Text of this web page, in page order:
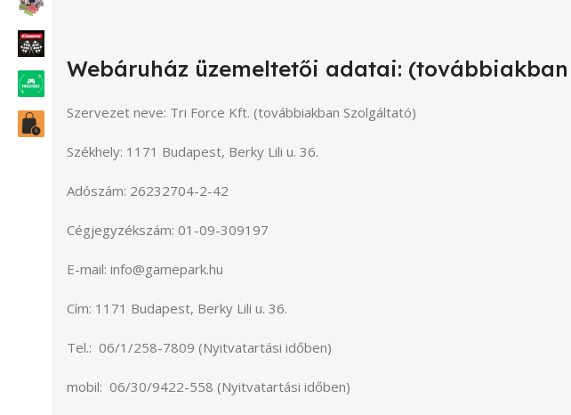
Webáruház üzemeltetői adatai:
Szervezet neve: Tri Force Kft. (továbbiakban Szolgáltató)
Székhely: 1171 Budapest, Berky Lili u. 36.
Adószám: 26232704-2-42
Cégjegyzékszám: 01-09-309197
E-mail: info@gamepark.hu
Cím: 1171 Budapest, Berky Lili u. 36.
Tel.: 06/1/258-7809 (Nyitvatartási időben)
mobil: 06/30/9422-558 (Nyitvatartási időben)